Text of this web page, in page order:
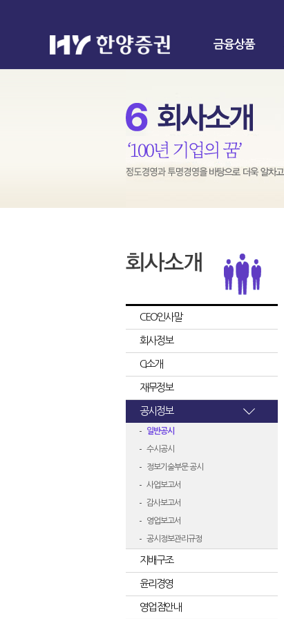
금융상품
CEO인사말
회사정보
CI소개
재무정보
공시정보
일반공시
수시공시
정보기술부문 공시
사업보고서
감사보고서
영업보고서
공시정보관리규정
지배구조
윤리경영
영업점안내